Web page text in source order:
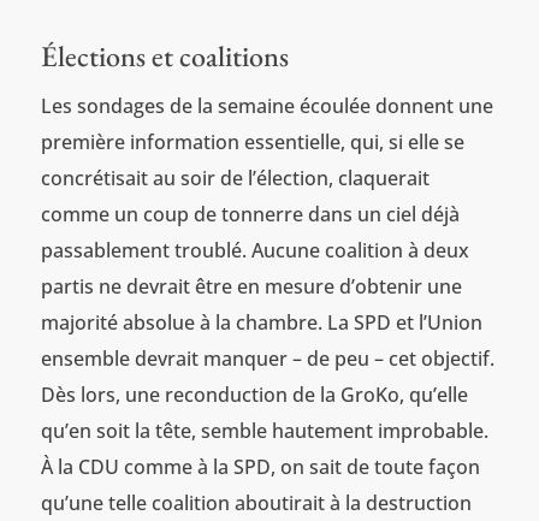
Élections et coalitions
Les sondages de la semaine écoulée donnent une
première information essentielle, qui, si elle se
concrétisait au soir de l’élection, claquerait
comme un coup de tonnerre dans un ciel déjà
passablement troublé. Aucune coalition à deux
partis ne devrait être en mesure d’obtenir une
majorité absolue à la chambre. La SPD et l’Union
ensemble devrait manquer – de peu – cet objectif.
Dès lors, une reconduction de la GroKo, qu’elle
qu’en soit la tête, semble hautement improbable.
À la CDU comme à la SPD, on sait de toute façon
qu’une telle coalition aboutirait à la destruction